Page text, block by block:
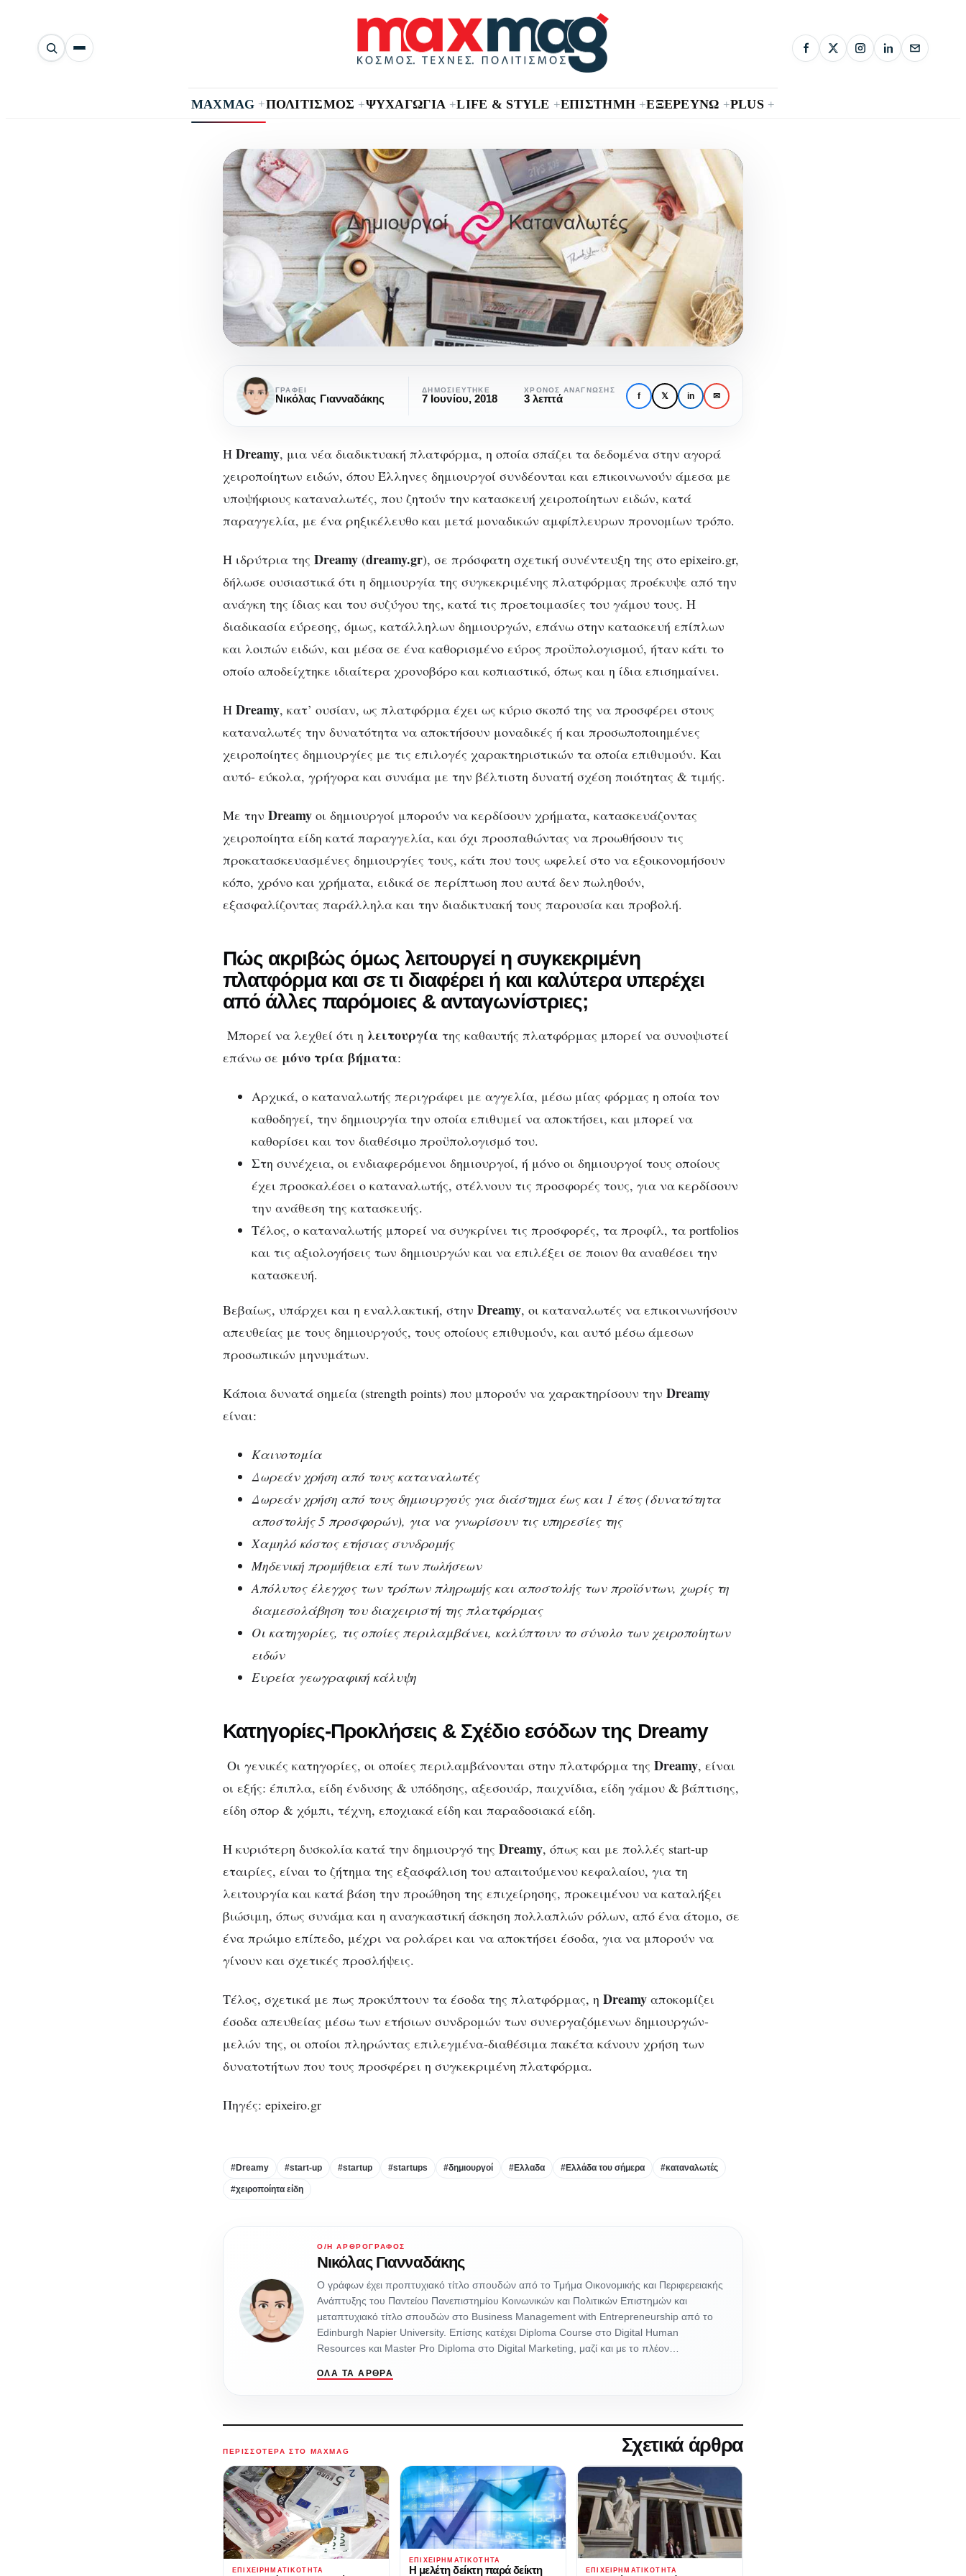
Αναζήτηση
άρθρων
MAXMAG +ΠΟΛΙΤΙΣΜΟΣ +ΨΥΧΑΓΩΓΙΑ +LIFE & STYLE +ΕΠΙΣΤΗΜΗ +ΕΞΕΡΕΥΝΩ +PLUS +
ΕΠΙΧΕΙΡΗΜΑΤΙΚΌΤΗΤΑ
Dreamy- Μια φρέσκια
start-up
κατασκευασμένων
χειροποίητων ειδών
Dreamy-
Μια
φρέσκια
up
κατασκευασμένων
χειροποίητων
ειδών
ΓΡΆΦΕΙ
Νικόλας Γιανναδάκης
ΔΗΜΟΣΙΕΎΤΗΚΕ
7 Ιουνίου, 2018
ΧΡΌΝΟΣ ΑΝΆΓΝΩΣΗΣ
3 λεπτά f 𝕏 in ✉
Η Dreamy, μια νέα διαδικτυακή πλατφόρμα, η οποία σπάζει τα δεδομένα στην αγορά
χειροποίητων ειδών, όπου Έλληνες δημιουργοί συνδέονται και επικοινωνούν άμεσα με
υποψήφιους καταναλωτές, που ζητούν την κατασκευή χειροποίητων ειδών, κατά
παραγγελία, με ένα ρηξικέλευθο και μετά μοναδικών αμφίπλευρων προνομίων τρόπο.
Η ιδρύτρια της Dreamy (dreamy.gr), σε πρόσφατη σχετική συνέντευξη της στο epixeiro.gr,
δήλωσε ουσιαστικά ότι η δημιουργία της συγκεκριμένης πλατφόρμας προέκυψε από την
ανάγκη της ίδιας και του συζύγου της, κατά τις προετοιμασίες του γάμου τους. Η
διαδικασία εύρεσης, όμως, κατάλληλων δημιουργών, επάνω στην κατασκευή επίπλων
και λοιπών ειδών, και μέσα σε ένα καθορισμένο εύρος προϋπολογισμού, ήταν κάτι το
οποίο αποδείχτηκε ιδιαίτερα χρονοβόρο και κοπιαστικό, όπως και η ίδια επισημαίνει.
Η Dreamy, κατ’ ουσίαν, ως πλατφόρμα έχει ως κύριο σκοπό της να προσφέρει στους
καταναλωτές την δυνατότητα να αποκτήσουν μοναδικές ή και προσωποποιημένες
χειροποίητες δημιουργίες με τις επιλογές χαρακτηριστικών τα οποία επιθυμούν. Και
αυτό- εύκολα, γρήγορα και συνάμα με την βέλτιστη δυνατή σχέση ποιότητας & τιμής.
Με την Dreamy οι δημιουργοί μπορούν να κερδίσουν χρήματα, κατασκευάζοντας
χειροποίητα είδη κατά παραγγελία, και όχι προσπαθώντας να προωθήσουν τις
προκατασκευασμένες δημιουργίες τους, κάτι που τους ωφελεί στο να εξοικονομήσουν
κόπο, χρόνο και χρήματα, ειδικά σε περίπτωση που αυτά δεν πωληθούν,
εξασφαλίζοντας παράλληλα και την διαδικτυακή τους παρουσία και προβολή.
Πώς ακριβώς όμως λειτουργεί η συγκεκριμένη
πλατφόρμα και σε τι διαφέρει ή και καλύτερα υπερέχει
από άλλες παρόμοιες & ανταγωνίστριες;
Μπορεί να λεχθεί ότι η λειτουργία της καθαυτής πλατφόρμας μπορεί να συνοψιστεί
επάνω σε μόνο τρία βήματα:
Αρχικά, ο καταναλωτής περιγράφει με αγγελία, μέσω μίας φόρμας η οποία τον
καθοδηγεί, την δημιουργία την οποία επιθυμεί να αποκτήσει, και μπορεί να
καθορίσει και τον διαθέσιμο προϋπολογισμό του.
Στη συνέχεια, οι ενδιαφερόμενοι δημιουργοί, ή μόνο οι δημιουργοί τους οποίους
έχει προσκαλέσει ο καταναλωτής, στέλνουν τις προσφορές τους, για να κερδίσουν
την ανάθεση της κατασκευής.
Τέλος, ο καταναλωτής μπορεί να συγκρίνει τις προσφορές, τα προφίλ, τα portfolios
και τις αξιολογήσεις των δημιουργών και να επιλέξει σε ποιον θα αναθέσει την
κατασκευή.
Βεβαίως, υπάρχει και η εναλλακτική, στην Dreamy, οι καταναλωτές να επικοινωνήσουν
απευθείας με τους δημιουργούς, τους οποίους επιθυμούν, και αυτό μέσω άμεσων
προσωπικών μηνυμάτων.
Κάποια δυνατά σημεία (strength points) που μπορούν να χαρακτηρίσουν την Dreamy
είναι:
Καινοτομία
Δωρεάν χρήση από τους καταναλωτές
Δωρεάν χρήση από τους δημιουργούς για διάστημα έως και 1 έτος (δυνατότητα
αποστολής 5 προσφορών), για να γνωρίσουν τις υπηρεσίες της
Χαμηλό κόστος ετήσιας συνδρομής
Μηδενική προμήθεια επί των πωλήσεων
Απόλυτος έλεγχος των τρόπων πληρωμής και αποστολής των προϊόντων, χωρίς τη
διαμεσολάβηση του διαχειριστή της πλατφόρμας
Οι κατηγορίες, τις οποίες περιλαμβάνει, καλύπτουν το σύνολο των χειροποίητων
ειδών
Ευρεία γεωγραφική κάλυψη
Κατηγορίες-Προκλήσεις & Σχέδιο εσόδων της Dreamy
Οι γενικές κατηγορίες, οι οποίες περιλαμβάνονται στην πλατφόρμα της Dreamy, είναι
οι εξής: έπιπλα, είδη ένδυσης & υπόδησης, αξεσουάρ, παιχνίδια, είδη γάμου & βάπτισης,
είδη σπορ & χόμπι, τέχνη, εποχιακά είδη και παραδοσιακά είδη.
Η κυριότερη δυσκολία κατά την δημιουργό της Dreamy, όπως και με πολλές start-up
εταιρίες, είναι το ζήτημα της εξασφάλιση του απαιτούμενου κεφαλαίου, για τη
λειτουργία και κατά βάση την προώθηση της επιχείρησης, προκειμένου να καταλήξει
βιώσιμη, όπως συνάμα και η αναγκαστική άσκηση πολλαπλών ρόλων, από ένα άτομο, σε
ένα πρώιμο επίπεδο, μέχρι να ρολάρει και να αποκτήσει έσοδα, για να μπορούν να
γίνουν και σχετικές προσλήψεις.
Τέλος, σχετικά με πως προκύπτουν τα έσοδα της πλατφόρμας, η Dreamy αποκομίζει
έσοδα απευθείας μέσω των ετήσιων συνδρομών των συνεργαζόμενων δημιουργών-
μελών της, οι οποίοι πληρώντας επιλεγμένα-διαθέσιμα πακέτα κάνουν χρήση των
δυνατοτήτων που τους προσφέρει η συγκεκριμένη πλατφόρμα.
Πηγές: epixeiro.gr
#Dreamy #start-up #startup #startups #δημιουργοί #Ελλαδα #Ελλάδα του σήμερα #καταναλωτές
#χειροποίητα είδη
Ο/Η ΑΡΘΡΟΓΡΆΦΟΣ
Νικόλας Γιανναδάκης
O γράφων έχει προπτυχιακό τίτλο σπουδών από το Τμήμα Οικονομικής και Περιφερειακής
Ανάπτυξης του Παντείου Πανεπιστημίου Κοινωνικών και Πολιτικών Επιστημών και
μεταπτυχιακό τίτλο σπουδών στο Business Management with Entrepreneurship από το
Edinburgh Napier University. Επίσης κατέχει Diploma Course στο Digital Human
Resources και Master Pro Diploma στο Digital Marketing, μαζί και με το πλέον…
ΌΛΑ ΤΑ ΆΡΘΡΑ
ΠΕΡΙΣΣΌΤΕΡΑ ΣΤΟ MAXMAG Σχετικά άρθρα
ΕΠΙΧΕΙΡΗΜΑΤΙΚΌΤΗΤΑ
ΕΠΙΧΕΙΡΗΜΑΤΙΚΌΤΗΤΑ
Η μελέτη δείκτη παρά δείκτη
ΕΠΙΧΕΙΡΗΜΑΤΙΚΌΤΗΤΑ